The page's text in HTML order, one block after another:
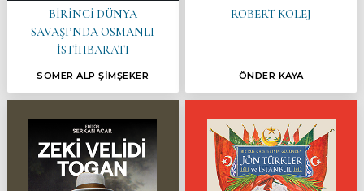
BİRİNCİ DÜNYA
SAVAŞI’NDA OSMANLI
İSTİHBARATI
SOMER ALP ŞİMŞEKER
ROBERT KOLEJ
ÖNDER KAYA